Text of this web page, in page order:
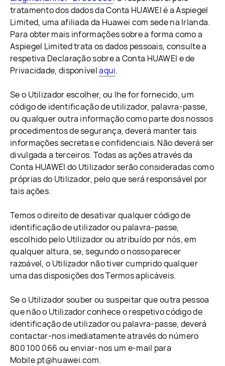
tratamento dos dados da Conta HUAWEI é a Aspiegel
Limited, uma afiliada da Huawei com sede na Irlanda.
Para obter mais informações sobre a forma como a
Aspiegel Limited trata os dados pessoais, consulte a
respetiva Declaração sobre a Conta HUAWEI e de
Privacidade, disponívelaqui.
Se o Utilizador escolher, ou lhe for fornecido, um
código de identificação de utilizador, palavra-passe,
ou qualquer outra informação como parte dos nossos
procedimentos de segurança, deverá manter tais
informações secretas e confidenciais. Não deverá ser
divulgada a terceiros. Todas as ações através da
Conta HUAWEI do Utilizador serão consideradas como
próprias do Utilizador, pelo que será responsável por
tais ações.
Temos o direito de desativar qualquer código de
identificação de utilizador ou palavra-passe,
escolhido pelo Utilizador ou atribuído por nós, em
qualquer altura, se, segundo o nosso parecer
razoável, o Utilizador não tiver cumprido qualquer
uma das disposições dos Termos aplicáveis.
Se o Utilizador souber ou suspeitar que outra pessoa
que não o Utilizador conhece o respetivo código de
identificação de utilizador ou palavra-passe, deverá
contactar-nos imediatamente através do número
800 100 066 ou enviar-nos um e-mail para
Mobile.pt@huawei.com.